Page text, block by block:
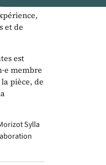
et de
est
membre
pièce, de
Sylla